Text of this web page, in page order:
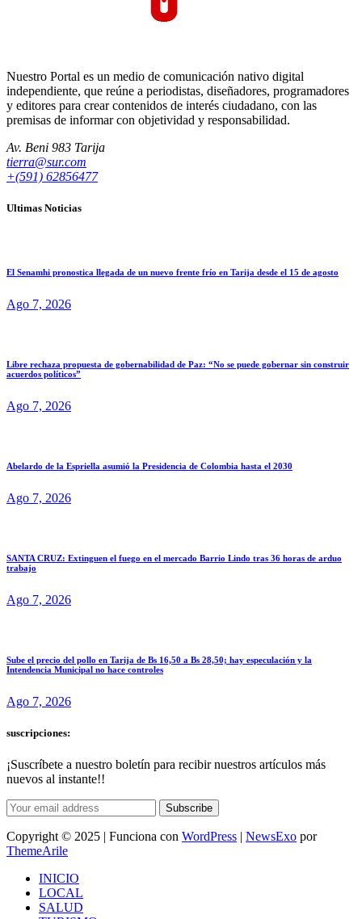
Nuestro Portal es un medio de comunicación nativo digital
independiente, que reúne a periodistas, diseñadores, programadores
y editores para crear contenidos de interés ciudadano, con las
premisas de informar con objetividad y responsabilidad.
Av. Beni 983 Tarija
tierra@sur.com
+(591) 62856477
Ultimas Noticias
El Senamhi pronostica llegada de un nuevo frente frío en Tarija desde el 15 de agosto
Ago 7, 2026
Libre rechaza propuesta de gobernabilidad de Paz: “No se puede gobernar sin construir
acuerdos políticos”
Ago 7, 2026
Abelardo de la Espriella asumió la Presidencia de Colombia hasta el 2030
Ago 7, 2026
SANTA CRUZ: Extinguen el fuego en el mercado Barrio Lindo tras 36 horas de arduo
trabajo
Ago 7, 2026
Sube el precio del pollo en Tarija de Bs 16,50 a Bs 28,50; hay especulación y la
Intendencia Municipal no hace controles
Ago 7, 2026
suscripciones:
¡Suscríbete a nuestro boletín para recibir nuestros artículos más
nuevos al instante!!
Subscribe
Copyright © 2025 | Funciona con WordPress | NewsExo por
ThemeArile
INICIO
LOCAL
SALUD